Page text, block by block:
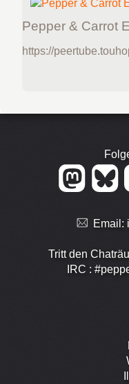
Pepper & Carrot
https://
Email:
Tritt den
IRC :